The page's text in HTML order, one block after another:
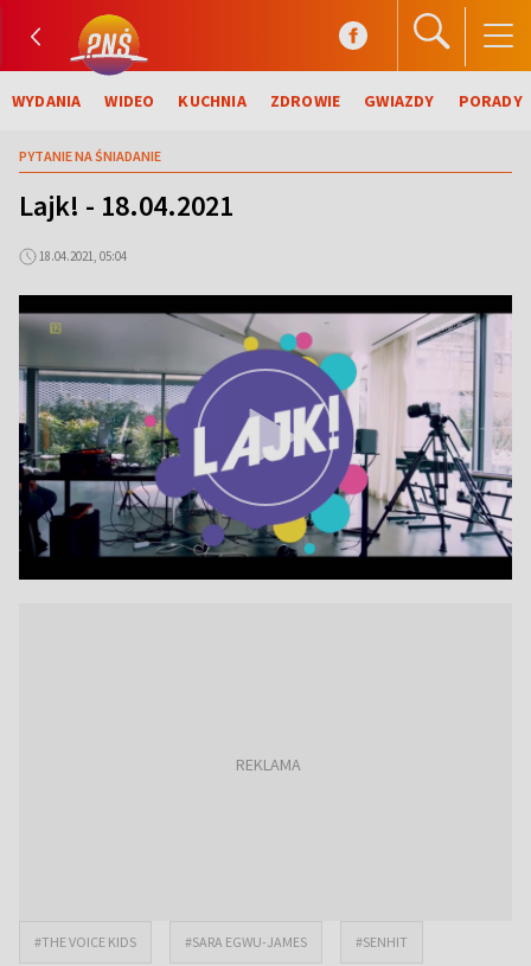
WYDANIA WIDEO KUCHNIA ZDROWIE GWIAZDY PORADY
PYTANIE NA ŚNIADANIE
Lajk! - 18.04.2021
18.04.2021, 05:04
#THE VOICE KIDS #SARA EGWU-JAMES #SENHIT